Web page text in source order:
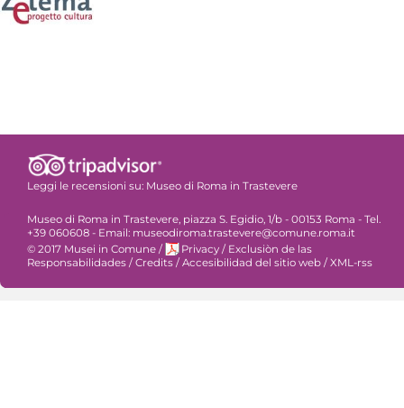
Leggi le recensioni su: Museo di Roma in Trastevere
Museo di Roma in Trastevere, piazza S. Egidio, 1/b - 00153 Roma - Tel.
+39 060608 - Email: museodiroma.trastevere@comune.roma.it
© 2017 Musei in Comune / Privacy / Exclusiòn de las
Responsabilidades / Credits / Accesibilidad del sitio web / XML-rss